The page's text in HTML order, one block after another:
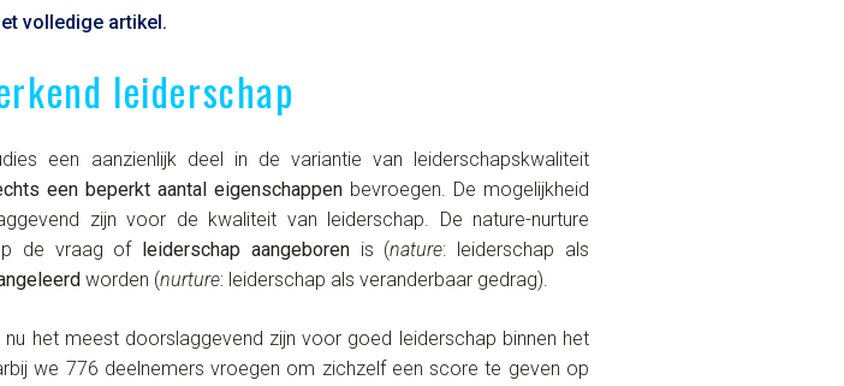
volledige artikel.
leiderschap
een aanzienlijk deel in de variantie van leiderschapskwaliteit
een beperkt aantal eigenschappenbevroegen. De mogelijkheid
zijn voor de kwaliteit van leiderschap. De nature-nurture
de vraag of leiderschap aangeborenis (nature: leiderschap als
worden (nurture: leiderschap als veranderbaar gedrag).
het meest doorslaggevend zijn voor goed leiderschap binnen het
we 776 deelnemers vroegen om zichzelf een score te geven op